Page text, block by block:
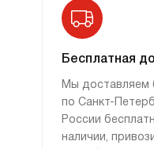
Бесплатная
Мы доставляем
по Санкт-
России
наличии,